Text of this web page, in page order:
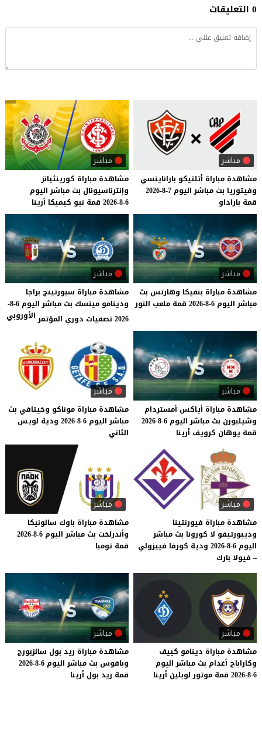
0 التعليقات
مباشر
مشاهدة مباراة أتلتيكو باراناينسي
وفيتوريا بث مباشر اليوم 7-8-2026
قمة باراداو
مباشر
مشاهدة مباراة كورينثيانز
وإنترناسيونال بث مباشر اليوم
6-8-2026
قمة نيو كيميكا أرينا
مباشر
مشاهدة مباراة بنفيكا وهارتس بث
مباشر اليوم 6-8-2026 قمة ملعب النور
مباشر
مشاهدة مباراة سبورتينج براجا
ودينامو مينسك بث مباشر اليوم 6-8-
2026 تصفيات دوري المؤتمر
الأوروبي
مباشر
مشاهدة مباراة أياكس أمستردام
وشيلبورن بث مباشر اليوم 6-8-2026
قمة يوهان كرويف أرينا
مباشر
مشاهدة مباراة موناكو وخيتافي بث
مباشر اليوم 6-8-2026 ودية لويس
الثاني
مباشر
مشاهدة مباراة فيورنتينا
وديبورتيفو لا كورونا بث مباشر
اليوم 6-8-2026 ودية كورفا فييزولي
– فيولا بارك
مباشر
مشاهدة مباراة باوك سالونيكا
وأندرلخت بث مباشر اليوم 6-8-2026
قمة تومبا
مباشر
مشاهدة مباراة دينامو كييف
وكاراباج أغدام بث مباشر اليوم
6-8-2026
قمة موتور لوبلين أرينا
مباشر
مشاهدة مباراة ريد بول سالزبورج
وبافوس بث مباشر اليوم 6-8-2026
قمة ريد بول أرينا